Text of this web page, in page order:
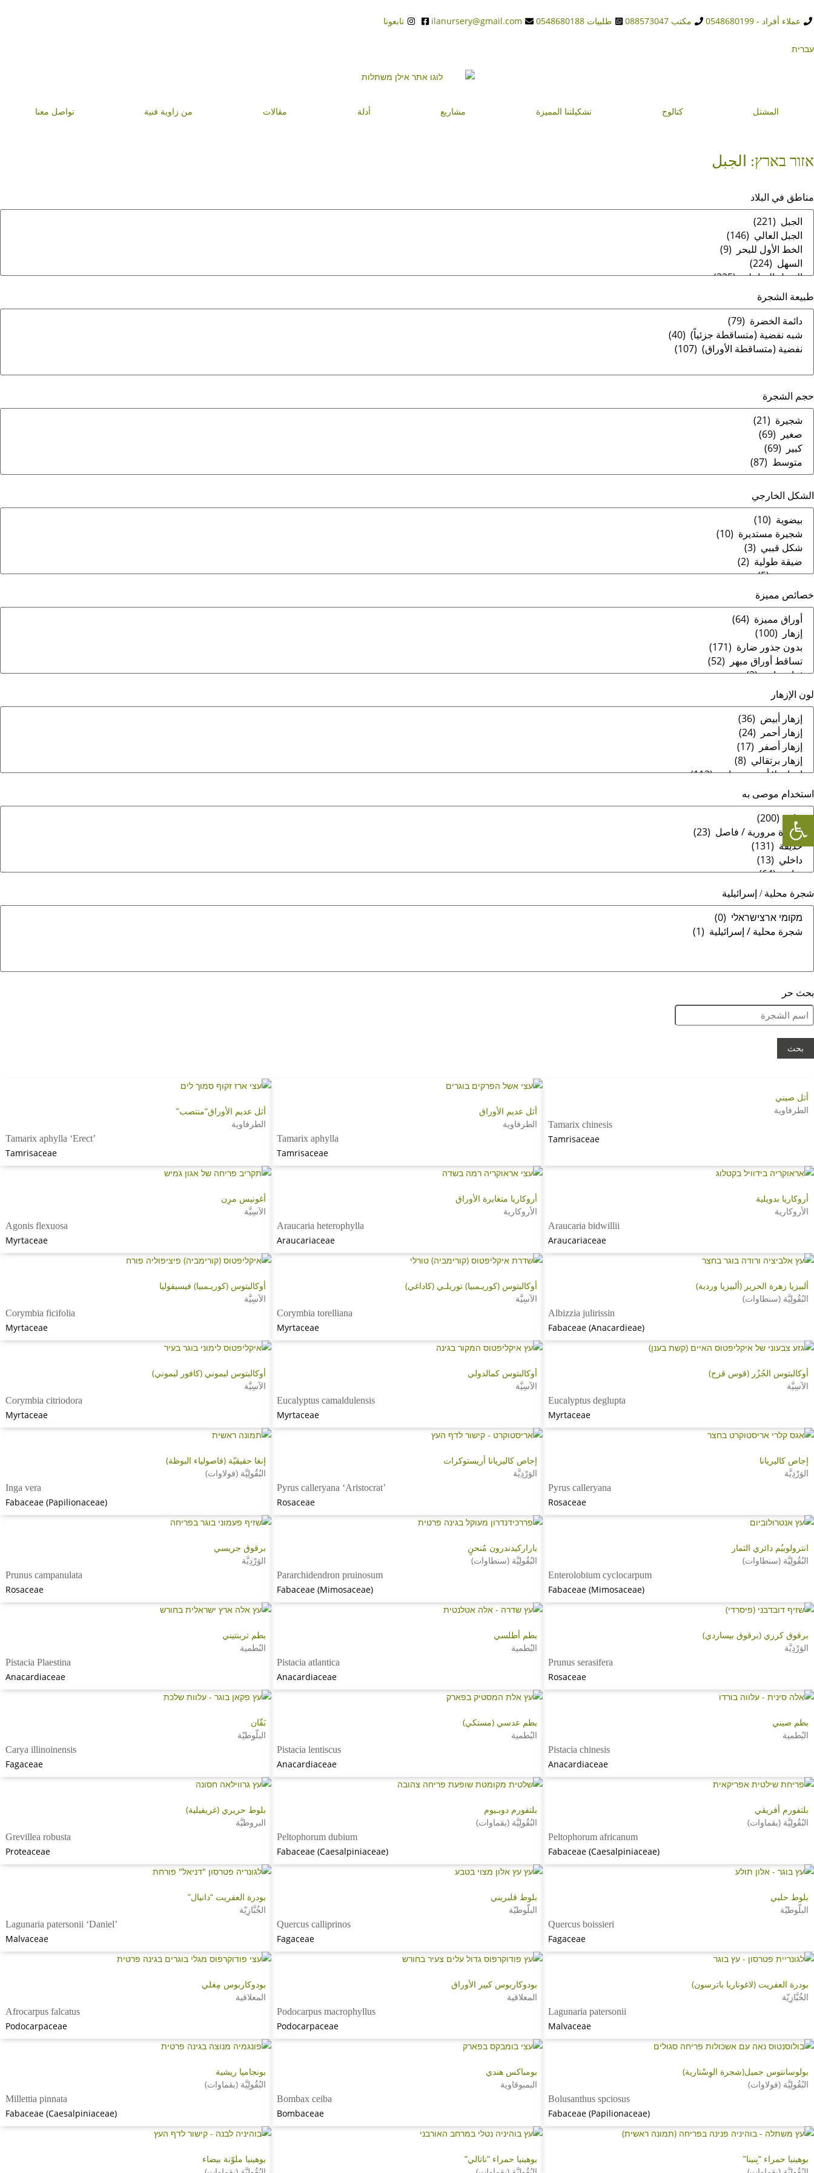
عملاء أفراد - 0548680199 مكتب 088573047 طلبيات 0548680188 ilanursery@gmail.com تابعونا
עברית
المشتل كتالوج تشكيلتنا المميزة مشاريع أدلة مقالات من زاوية فنية تواصل معنا
אזור בארץ: الجبل
مناطق في البلاد
طبيعة الشجرة
حجم الشجرة
الشكل الخارجي
خصائص مميزة
لون الإزهار
استخدام موصى به
شجرة محلية / إسرائيلية
بحث حر
أثل صيني
الطرفاوية
Tamarix chinesis
Tamrisaceae
أثل عديم الأوراق
الطرفاوية
Tamarix aphylla
Tamrisaceae
أثل عديم الأوراق”منتصب”
الطرفاوية
Tamarix aphylla ‘Erect’
Tamrisaceae
أروكاريا بدويلية
الأروكارية
Araucaria bidwillii
Araucariaceae
أروكاريا متغايرة الأوراق
الأروكارية
Araucaria heterophylla
Araucariaceae
أغونيس مرِن
الآسِيَّة
Agonis flexuosa
Myrtaceae
ألبيزيا زهرة الحرير (ألبيزيا وردية)
البُقُولِيَّة (سنطاوات)
Albizzia julirissin
Fabaceae (Anacardieae)
أوكالبتوس (كوريـمبيا) توريلـي (كاداغي)
الآسِيَّة
Corymbia torelliana
Myrtaceae
أوكالبتوس (كوريـمبيا) فيسيفوليا
الآسِيَّة
Corymbia ficifolia
Myrtaceae
أوكالبتوس الجُزُر (قوس قزح)
الآسِيَّة
Eucalyptus deglupta
Myrtaceae
أوكالبتوس كمالدولي
الآسِيَّة
Eucalyptus camaldulensis
Myrtaceae
أوكالبتوس ليموني (كافور ليموني)
الآسِيَّة
Corymbia citriodora
Myrtaceae
إجاص كاليريانا
الوَرْدِيَّة
Pyrus calleryana
Rosaceae
إجاص كاليريانا أريستوكرات
الوَرْدِيَّة
Pyrus calleryana ‘Aristocrat’
Rosaceae
إنغا حقيقيّة (فاصولياء البوظة)
البُقُولِيَّة (فولاوات)
Inga vera
Fabaceae (Papilionaceae)
انترولوبيُم دائري الثمار
البُقُولِيَّة (سنطاوات)
Enterolobium cyclocarpum
Fabaceae (Mimosaceae)
باراركيدندرون مُنحنٍ
البُقُولِيَّة (سنطاوات)
Pararchidendron pruinosum
Fabaceae (Mimosaceae)
برقوق جريسي
الوَرْدِيَّة
Prunus campanulata
Rosaceae
برقوق كرزي (برقوق بيساردي)
الوَرْدِيَّة
Prunus serasifera
Rosaceae
بطم أطلسي
البُطمية
Pistacia atlantica
Anacardiaceae
بطم تربنتيني
البُطمية
Pistacia Plaestina
Anacardiaceae
بطم صيني
البُطمية
Pistacia chinesis
Anacardiaceae
بطم عدسي (مستكي)
البُطمية
Pistacia lentiscus
Anacardiaceae
بَقّان
البلّوطيّة
Carya illinoinensis
Fagaceae
بلتفورم أفريقي
البُقُولِيَّة (بقماوات)
Peltophorum africanum
Fabaceae (Caesalpiniaceae)
بلتفورم دوبـيوم
البُقُولِيَّة (بقماوات)
Peltophorum dubium
Fabaceae (Caesalpiniaceae)
بلوط حريري (غريفيلية)
البروطيَّة
Grevillea robusta
Proteaceae
بلوط حلبي
البلّوطيّة
Quercus boissieri
Fagaceae
بلوط قلبريني
البلّوطيّة
Quercus calliprinos
Fagaceae
بودرة العفريت “دانيال”
الخُبَّازِيّة
Lagunaria patersonii ‘Daniel’
Malvaceae
بودرة العفريت (لاغوناريا باترسون)
الخُبَّازِيّة
Lagunaria patersonii
Malvaceae
بودوكاربوس كبير الأوراق
المعلاقية
Podocarpus macrophyllus
Podocarpaceae
بودوكاربوس مِغلي
المعلاقية
Afrocarpus falcatus
Podocarpaceae
بولوسانتوس جميل(شجرة الوِسْتارية)
البُقُولِيَّة (فولاوات)
Bolusanthus spciosus
Fabaceae (Papilionaceae)
بومباكس هندي
البمبوقاوية
Bombax ceiba
Bombaceae
بونجاميا ريشية
البُقُولِيَّة (بقماوات)
Millettia pinnata
Fabaceae (Caesalpiniaceae)
بوهينيا حمراء “بِنينا”
بوهينيا حمراء “ناتالي”
بوهينيا ملوّنة بيضاء
Open toolbar